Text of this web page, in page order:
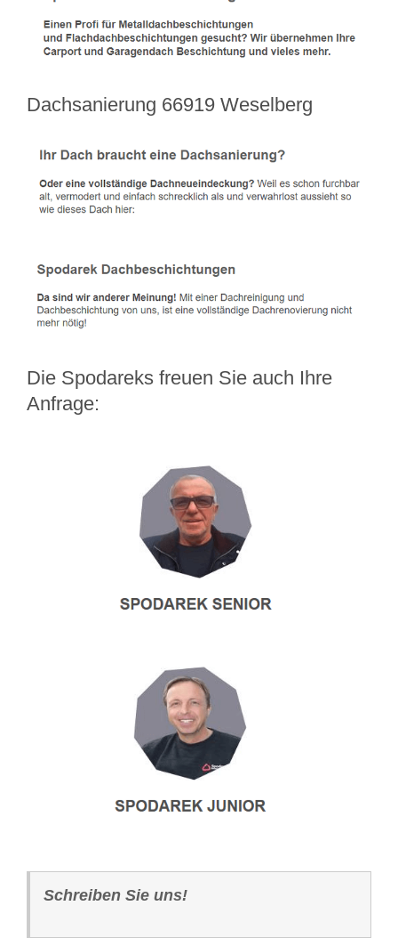
Dachsanierung 66919 Weselberg
Die Spodareks freuen Sie auch Ihre
Anfrage:
Schreiben Sie uns!